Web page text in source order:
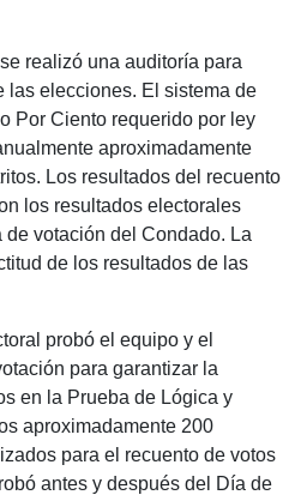
realizó una auditoría para
las elecciones. El sistema de
Por Ciento requerido por ley
aproximadamente
Los resultados del recuento
los resultados electorales
votación del Condado. La
de los resultados de las
probó el equipo y el
para garantizar la
en la Prueba de Lógica y
aproximadamente 200
para el recuento de votos
antes y después del Día de